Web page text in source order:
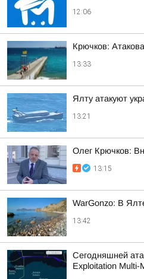
12:06
Крючков:
13:33
Ялту атакуют
13:21
Олег Крючков:
13:15
WarGonzo: В
13:42
Сегодняшней
Exploitation Multi-